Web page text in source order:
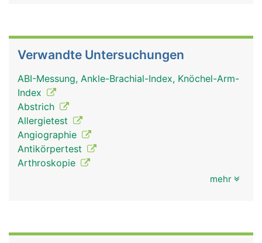
Verwandte Untersuchungen
ABI-Messung, Ankle-Brachial-Index, Knöchel-Arm-
Index
Abstrich
Allergietest
Angiographie
Antikörpertest
Arthroskopie
mehr